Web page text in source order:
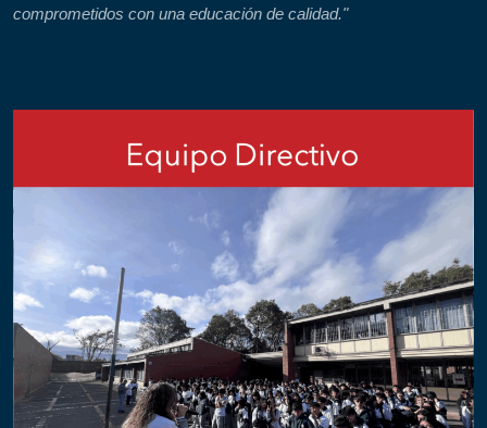
comprometidos con una educación de calidad."